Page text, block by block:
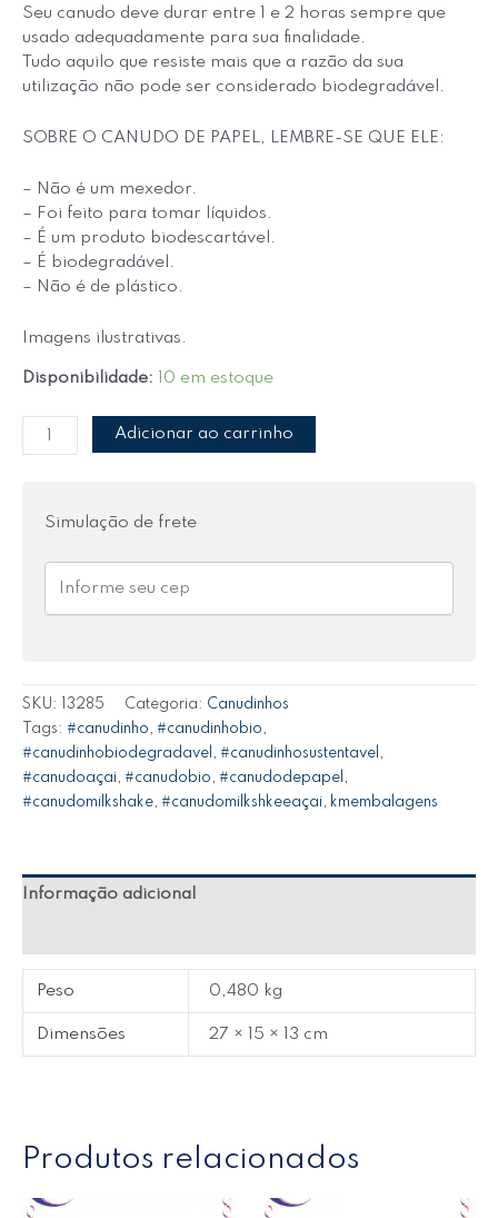
Seu canudo deve durar entre 1 e 2 horas sempre que
usado adequadamente para sua finalidade.
Tudo aquilo que resiste mais que a razão da sua
utilização não pode ser considerado biodegradável.
SOBRE O CANUDO DE PAPEL, LEMBRE-SE QUE ELE:
– Não é um mexedor.
– Foi feito para tomar líquidos.
– É um produto biodescartável.
– É biodegradável.
– Não é de plástico.
Imagens ilustrativas.
Disponibilidade: 10 em estoque
Adicionar ao carrinho
Simulação de frete
SKU: 13285 Categoria: Canudinhos
Tags: #canudinho #canudinhobio
#canudinhobiodegradavel
#canudinhosustentavel
#canudoaçai #canudobio #canudodepapel
#canudomilkshake #canudomilkshkeeaçai kmembalagens
Informação adicional
Peso 0,480 kg
Dimensões 27 × 15 × 13 cm
Produtos relacionados